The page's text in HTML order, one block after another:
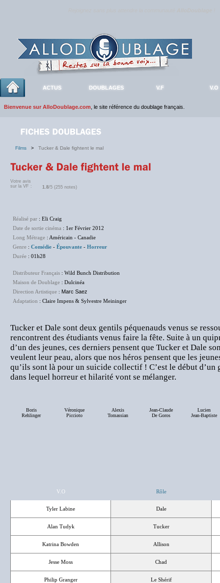
ACTUS DOUBLAGES V.F V.O
Bienvenue sur AlloDoublage.com , le site référence du doublage français.
Films > Tucker & Dale fightent le mal
Votre avis
sur la VF :
1.8/5 (255 notes)
Réalisé par : Eli Craig
Date de sortie cinéma : 1er Février 2012
Long Métrage : Américain - Canadie
Genre : Comédie - Épouvante - Horreur
Durée : 01h28
Distributeur Français : Wild Bunch Distribution
Maison de Doublage : Dulcinéa
Direction Artistique : Marc Saez
Adaptation : Claire Impens & Sylvestre Meininger
Tucker et Dale sont deux gentils péquenauds venus se
rencontrent des étudiants venus faire la fête. Suite à un
d’un des jeunes, ces derniers pensent que Tucker et Dale
veulent leur peau, alors que nos héros pensent que les
qu’ils sont là pour un suicide collectif ! C’est le début d’un
dans lequel horreur et hilarité vont se mélanger.
Boris
Rehlinger
Véronique
Piccioto
Alexis
Tomassian
Jean-Claude
De Goros
Lucien
Jean-Baptiste
V.O Rôle
Tyler Labine Dale
Alan Tudyk Tucker
Katrina Bowden Allison
Jesse Moss Chad
Philip Granger Le Shérif